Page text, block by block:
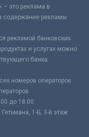
– это реклама в
содержание рекламы
рекламой банковских
и услугах можно
банка.
номеров операторов
до 18:00
1-Б, 3-й этаж